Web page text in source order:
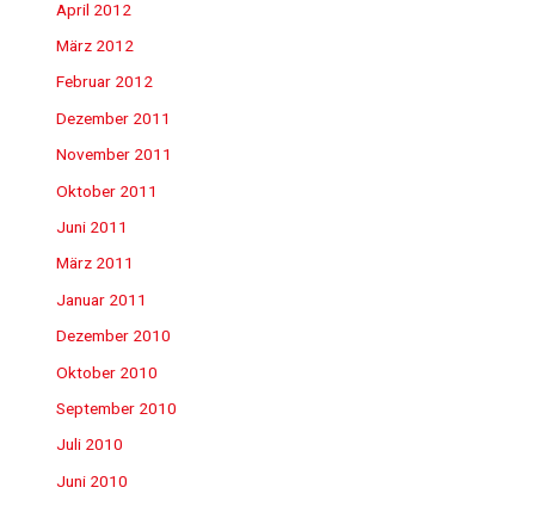
April 2012
März 2012
Februar 2012
Dezember 2011
November 2011
Oktober 2011
Juni 2011
März 2011
Januar 2011
Dezember 2010
Oktober 2010
September 2010
Juli 2010
Juni 2010